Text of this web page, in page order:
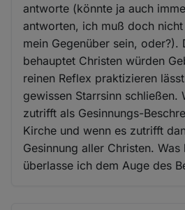
antworte (könnte ja auch
antworten, ich muß doch
mein Gegenüber sein, oder?).
behauptet Christen würden
reinen Reflex praktizieren
gewissen Starrsinn schließen.
zutrifft als Gesinnungs-
Kirche und wenn es zutrifft
Gesinnung aller Christen.
überlasse ich dem Auge des